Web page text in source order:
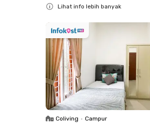
Lihat info lebih banyak
Coliving • Campur